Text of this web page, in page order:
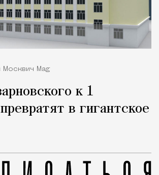
Москвич Mag
к 1
в гигантское